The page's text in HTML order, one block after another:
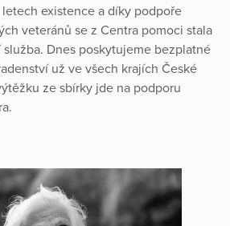
existence a díky podpoře
veteránů se z Centra pomoci stala
Dnes poskytujeme bezplatné
už ve všech krajích České
ze sbírky jde na podporu